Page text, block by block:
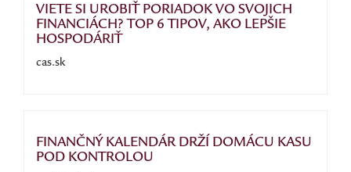
VIETE SI UROBIŤ PORIADOK VO SVOJICH
FINANCIÁCH? TOP 6 TIPOV, AKO LEPŠIE
HOSPODÁRIŤ
cas.sk
FINANČNÝ KALENDÁR DRŽÍ DOMÁCU KASU
POD KONTROLOU